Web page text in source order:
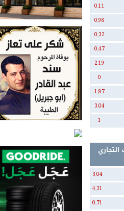
0.11
0.98
0.32
0.47
2.19
0
1.87
3.04
1
التجاري
3.04
4.31
0.71